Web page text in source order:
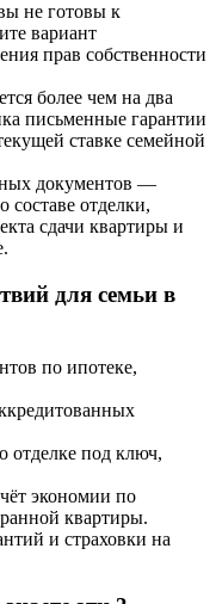
не готовы к
вариант
прав собственности
более чем на два
письменные гарантии
ставке семейной
документов —
составе отделки,
сдачи квартиры и
для семьи в
по ипотеке,
отделке под ключ,
экономии по
квартиры.
и страховки на